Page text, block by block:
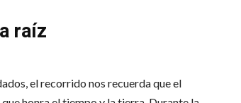
raíz
el recorrido nos recuerda que el